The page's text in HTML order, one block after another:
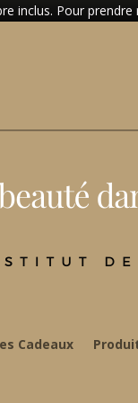
inclus. Pour
Cadeaux